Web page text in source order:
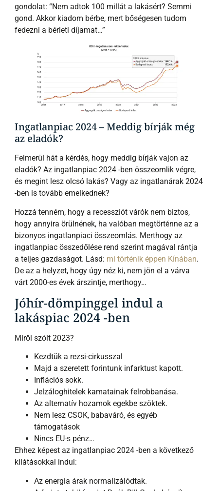
gondolat: “Nem adtok 100 millát a lakásért? Semmi
gond. Akkor kiadom bérbe, mert bőségesen tudom
fedezni a bérleti díjamat…”
Ingatlanpiac 2024 – Meddig bírják még
az eladók?
Felmerül hát a kérdés, hogy meddig bírják vajon az
eladók? Az ingatlanpiac 2024 -ben összeomlik végre,
és megint lesz olcsó lakás? Vagy az ingatlanárak 2024
-ben is tovább emelkednek?
Hozzá tenném, hogy a recessziót várók nem biztos,
hogy annyira örülnének, ha valóban megtörténne az a
bizonyos ingatlanpiaci összeomlás. Merthogy az
ingatlanpiac összedőlése rend szerint magával rántja
a teljes gazdaságot. Lásd: mi történik éppen Kínában.
De az a helyzet, hogy úgy néz ki, nem jön el a várva
várt 2000-es évek árszintje, merthogy…
Jóhír-dömpinggel indul a
lakáspiac 2024 -ben
Miről szólt 2023?
Kezdtük a rezsi-cirkusszal
Majd a szeretett forintunk infarktust kapott.
Inflációs sokk.
Jelzáloghitelek kamatainak felrobbanása.
Az alternatív hozamok egekbe szöktek.
Nem lesz CSOK, babaváró, és egyéb
támogatások
Nincs EU-s pénz…
Ehhez képest az ingatlanpiac 2024 -ben a következő
kilátásokkal indul:
Az energia árak normalizálódtak.